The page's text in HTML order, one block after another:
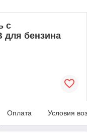
с
для бензина
Оплата Условия